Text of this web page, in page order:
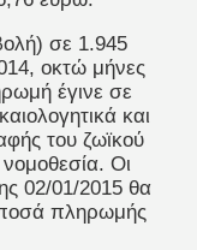
σε 1.945
οκτώ μήνες
έγινε σε
και
του ζωϊκού
Οι
02/01/2015 θα
πληρωμής